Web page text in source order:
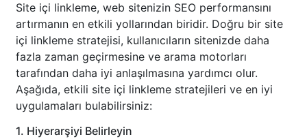
Site içi linkleme, web sitenizin SEO performansını
artırmanın en etkili yollarından biridir. Doğru bir site
içi linkleme stratejisi, kullanıcıların sitenizde daha
fazla zaman geçirmesine ve arama motorları
tarafından daha iyi anlaşılmasına yardımcı olur.
Aşağıda, etkili site içi linkleme stratejileri ve en iyi
uygulamaları bulabilirsiniz:
1. Hiyerarşiyi Belirleyin